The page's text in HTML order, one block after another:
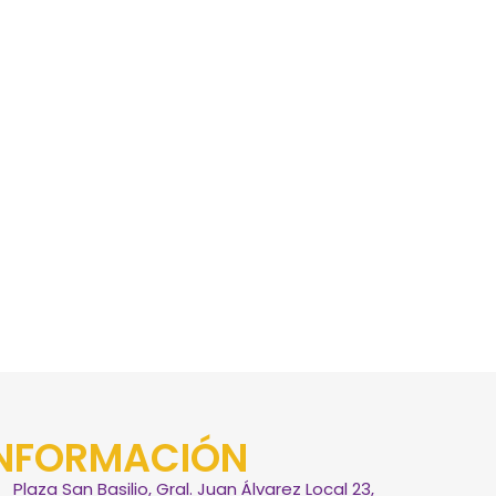
Plaza San Basilio, Gral. Juan Álvarez Local 23,